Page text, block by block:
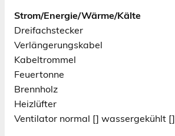
Strom/Energie/Wärme/Kälte
Dreifachstecker
Verlängerungskabel
Kabeltrommel
Feuertonne
Brennholz
Heizlüfter
Ventilator normal [] wassergekühlt []